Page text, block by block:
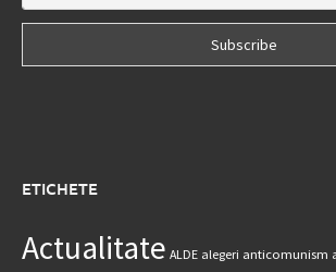
ETICHETE
Actualitate ALDE alegeri anticomunism